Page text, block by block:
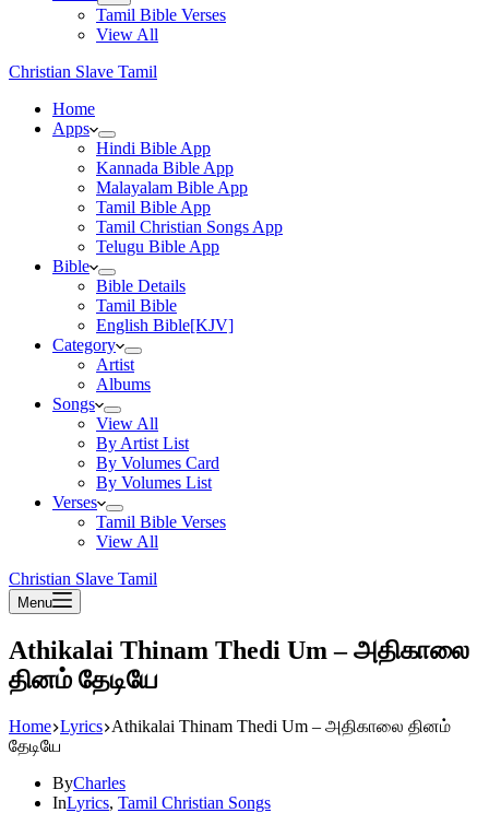
Tamil Bible Verses
View All
Christian Slave Tamil
Home
Apps
Hindi Bible App
Kannada Bible App
Malayalam Bible App
Tamil Bible App
Tamil Christian Songs App
Telugu Bible App
Bible
Bible Details
Tamil Bible
English Bible[KJV]
Category
Artist
Albums
Songs
View All
By Artist List
By Volumes Card
By Volumes List
Verses
Tamil Bible Verses
View All
Christian Slave Tamil
Menu
Athikalai Thinam Thedi Um – அதிகாலை
தினம் தேடியே
Home Lyrics Athikalai Thinam Thedi Um – அதிகாலை தினம்
தேடியே
ByCharles
InLyrics, Tamil Christian Songs